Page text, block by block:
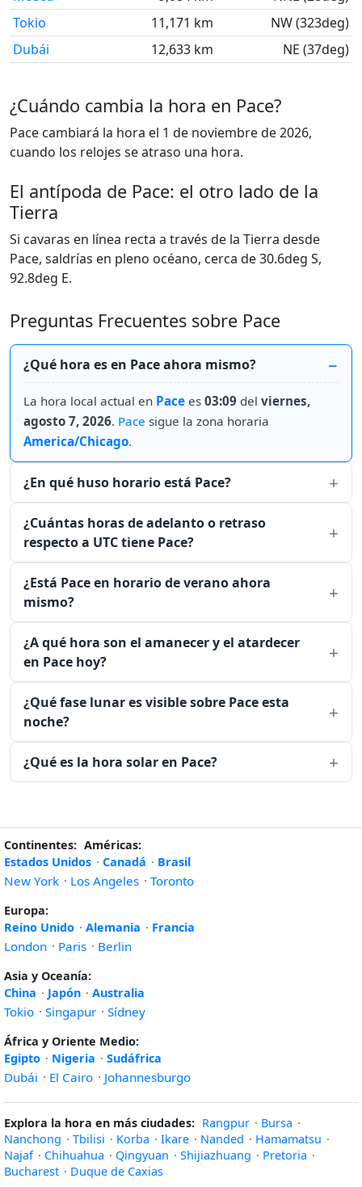
Tokio
11,171 km
NW (323deg)
Dubái
12,633 km NE (37deg)
¿Cuándo cambia la hora en Pace?
Pace cambiará la hora el 1 de noviembre de 2026,
cuando los relojes se atraso una hora.
El antípoda de Pace: el otro lado de la
Tierra
Si cavaras en línea recta a través de la Tierra desde
Pace, saldrías en pleno océano, cerca de 30.6deg S,
92.8deg E.
Preguntas Frecuentes sobre Pace
¿Qué hora es en Pace ahora mismo?
La hora local actual en Pace es 03:09 del viernes,
agosto 7, 2026. Pace sigue la zona horaria
America/Chicago.
¿En qué huso horario está Pace?
¿Cuántas horas de adelanto o retraso
respecto a UTC tiene Pace?
¿Está Pace en horario de verano ahora
mismo?
¿A qué hora son el amanecer y el atardecer
en Pace hoy?
¿Qué fase lunar es visible sobre Pace esta
noche?
¿Qué es la hora solar en Pace?
Continentes: Américas:
Estados Unidos · Canadá · Brasil
New York · Los Angeles · Toronto
Europa:
Reino Unido · Alemania · Francia
London · Paris · Berlin
Asia y Oceanía:
China · Japón · Australia
Tokio · Singapur · Sídney
África y Oriente Medio:
Egipto · Nigeria · Sudáfrica
Dubái · El Cairo · Johannesburgo
Explora la hora en más ciudades: Rangpur · Bursa ·
Nanchong · Tbilisi · Korba · Ikare · Nanded · Hamamatsu ·
Najaf · Chihuahua · Qingyuan · Shijiazhuang · Pretoria ·
Bucharest · Duque de Caxias